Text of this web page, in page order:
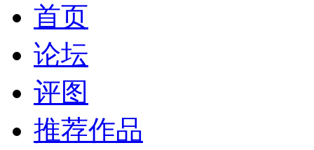
首页
论坛
评图
推荐作品